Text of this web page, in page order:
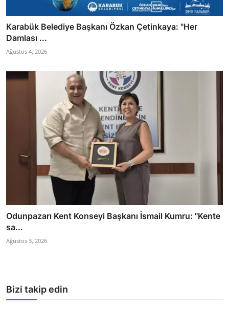
Karabük Belediye Başkanı Özkan Çetinkaya: "Her
Damlası ...
Ağustos 4, 2026
Odunpazarı Kent Konseyi Başkanı İsmail Kumru: "Kente
sa...
Ağustos 3, 2026
Bizi takip edin